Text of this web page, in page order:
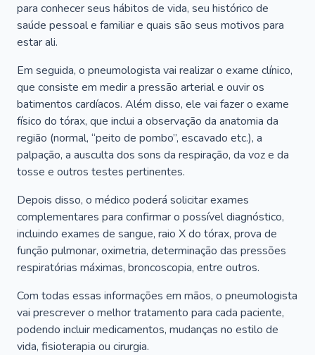
para conhecer seus hábitos de vida, seu histórico de
saúde pessoal e familiar e quais são seus motivos para
estar ali.
Em seguida, o pneumologista vai realizar o exame clínico,
que consiste em medir a pressão arterial e ouvir os
batimentos cardíacos. Além disso, ele vai fazer o exame
físico do tórax, que inclui a observação da anatomia da
região (normal, “peito de pombo”, escavado etc.), a
palpação, a ausculta dos sons da respiração, da voz e da
tosse e outros testes pertinentes.
Depois disso, o médico poderá solicitar exames
complementares para confirmar o possível diagnóstico,
incluindo exames de sangue, raio X do tórax, prova de
função pulmonar, oximetria, determinação das pressões
respiratórias máximas, broncoscopia, entre outros.
Com todas essas informações em mãos, o pneumologista
vai prescrever o melhor tratamento para cada paciente,
podendo incluir medicamentos, mudanças no estilo de
vida, fisioterapia ou cirurgia.